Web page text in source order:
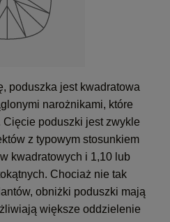
poduszka jest kwadratowa
narożnikami, które
poduszki jest zwykle
z typowym stosunkiem
kwadratowych i 1,10 lub
Chociaż nie tak
obniżki poduszki mają
większe oddzielenie